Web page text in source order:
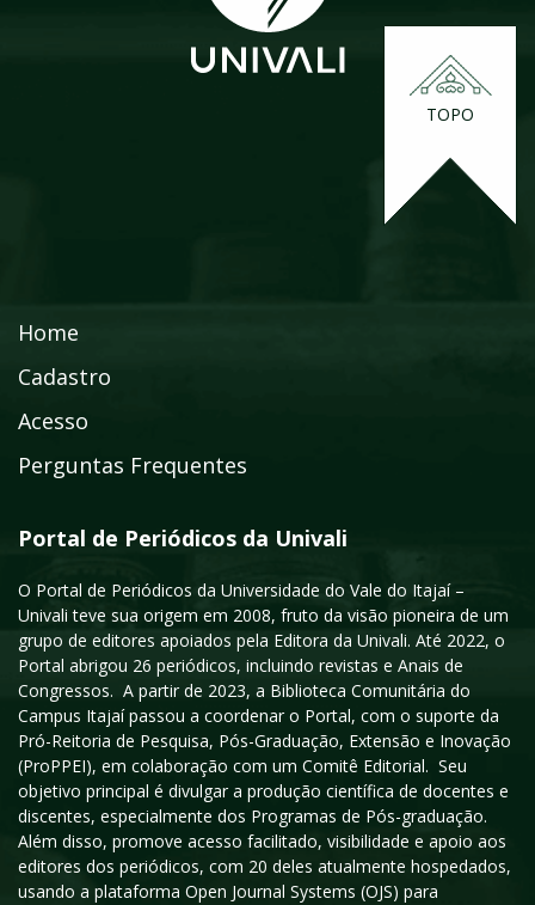
TOPO
Home
Cadastro
Acesso
Perguntas Frequentes
Portal de Periódicos da Univali
O Portal de Periódicos da Universidade do Vale do Itajaí –
Univali teve sua origem em 2008, fruto da visão pioneira de um
grupo de editores apoiados pela Editora da Univali. Até 2022, o
Portal abrigou 26 periódicos, incluindo revistas e Anais de
Congressos. A partir de 2023, a Biblioteca Comunitária do
Campus Itajaí passou a coordenar o Portal, com o suporte da
Pró-Reitoria de Pesquisa, Pós-Graduação, Extensão e Inovação
(ProPPEI), em colaboração com um Comitê Editorial. Seu
objetivo principal é divulgar a produção científica de docentes e
discentes, especialmente dos Programas de Pós-graduação.
Além disso, promove acesso facilitado, visibilidade e apoio aos
editores dos periódicos, com 20 deles atualmente hospedados,
usando a plataforma Open Journal Systems (OJS) para